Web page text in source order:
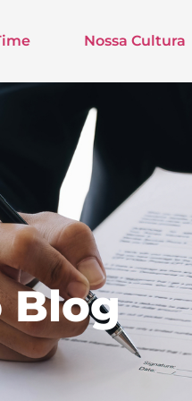
Nossa Cultura
Blog